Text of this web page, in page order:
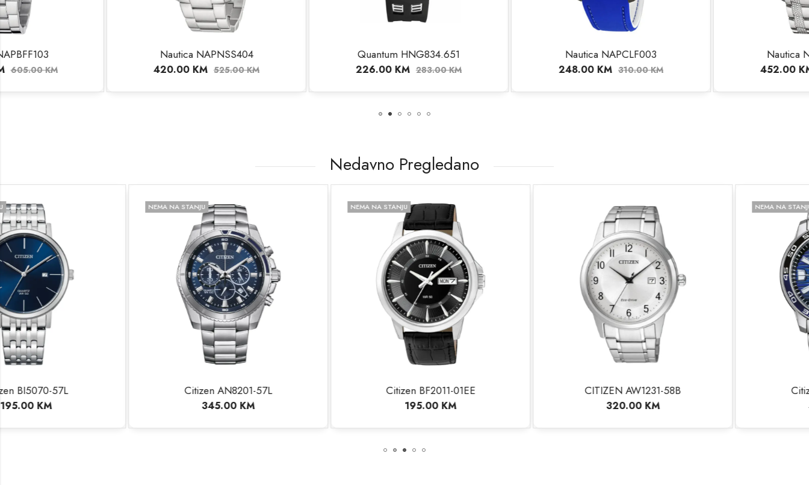
420.00 KM
Quantum HNG834.651
226.00 KM 248.00 452.00 KM
Nedavno Pregledano
NEMA NA STANJU
Citizen AN8201-57L
NEMA NA STANJU
Citizen BF2011-01EE CITIZEN AW1231-58B
NEMA NA STANJU
Citizen AW1525-81L